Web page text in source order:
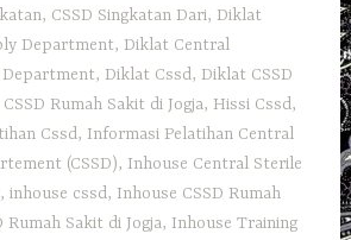
, CSSD Singkatan Dari,Diklat
Department,Diklat Central
,Diklat Cssd,Diklat CSSD
Rumah Sakit di Jogja, Hissi Cssd,
Cssd, Informasi Pelatihan Central
(CSSD), Inhouse Central Sterile
,inhouse cssd, Inhouse CSSD Rumah
Rumah Sakit di Jogja, Inhouse Training